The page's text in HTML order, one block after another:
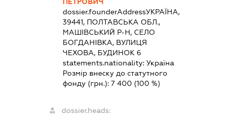
dossier.founderAddressУКРАЇНА,
39441, ПОЛТАВСЬКА ОБЛ.,
МАШІВСЬКИЙ Р-Н, СЕЛО
БОГДАНІВКА, ВУЛИЦЯ
ЧЕХОВА, БУДИНОК 6
statements.nationality:Україна
Розмір внеску до статутного
фонду (грн.):7 400 (100 %)
dossier.heads: